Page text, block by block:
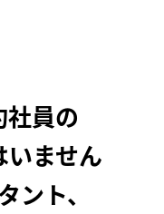
員の
いません
ント、